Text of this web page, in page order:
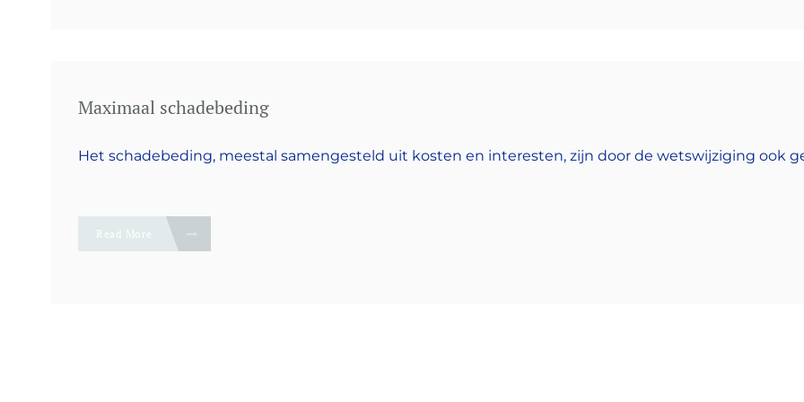
Maximaal schadebeding
Het schadebeding, meestal samengesteld uit kosten en interesten, zijn door de wetswijziging ook
Read More